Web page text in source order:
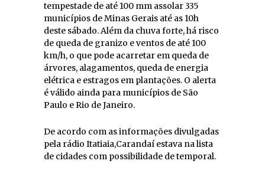
tempestade de até 100 mm assolar 335
municípios de Minas Gerais até as 10h
deste sábado. Além da chuva forte, há risco
de queda de granizo e ventos de até 100
km/h, o que pode acarretar em queda de
árvores, alagamentos, queda de energia
elétrica e estragos em plantações. O alerta
é válido ainda para municípios de São
Paulo e Rio de Janeiro.
De acordo com as informações divulgadas
pela rádio Itatiaia,Carandaí estava na lista
de cidades com possibilidade de temporal.